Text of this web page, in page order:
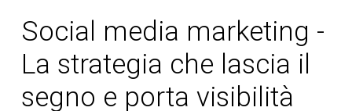
Social media marketing -
La strategia che lascia il
segno e porta visibilità